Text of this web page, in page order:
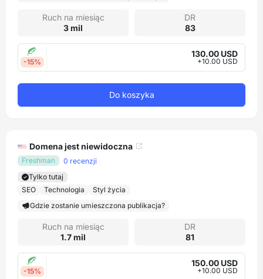
Ruch na miesiąc
3 mil
DR
83
-15%
130.00 USD
+10.00 USD
Do koszyka
Domena jest niewidoczna
Freshman
0 recenzji
Tylko tutaj
SEO
Technologia
Styl życia
Gdzie zostanie umieszczona publikacja?
Ruch na miesiąc
1.7 mil
DR
81
-15%
150.00 USD
+10.00 USD